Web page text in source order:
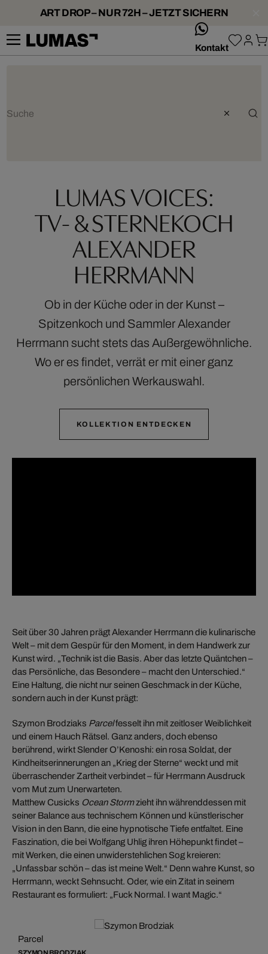
ART DROP – NUR 72H – JETZT SICHERN
Kontakt
LUMAS VOICES:
TV- & STERNEKOCH
ALEXANDER
HERRMANN
Ob in der Küche oder in der Kunst –
Spitzenkoch und Sammler Alexander
Herrmann sucht stets das Außergewöhnliche.
Wo er es findet, verrät er mit einer ganz
persönlichen Werkauswahl.
KOLLEKTION ENTDECKEN
Seit über 30 Jahren prägt Alexander Herrmann die kulinarische
Welt – mit dem Gespür für den Moment, in dem Handwerk zur
Kunst wird. „Technik ist die Basis. Aber das letzte Quäntchen –
das Persönliche, das Besondere – macht den Unterschied.“
Eine Haltung, die nicht nur seinen Geschmack in der Küche,
sondern auch in der Kunst prägt:
Szymon Brodziaks Parcelfesselt ihn mit zeitloser Weiblichkeit
und einem Hauch Rätsel. Ganz anders, doch ebenso
berührend, wirkt Slender O’Kenoshi: ein rosa Soldat, der
Kindheitserinnerungen an „Krieg der Sterne“ weckt und mit
überraschender Zartheit verbindet – für Herrmann Ausdruck
vom Mut zum Unerwarteten.
Matthew Cusicks Ocean Stormzieht ihn währenddessen mit
seiner Balance aus technischem Können und künstlerischer
Vision in den Bann, die eine hypnotische Tiefe entfaltet. Eine
Faszination, die bei Wolfgang Uhlig ihren Höhepunkt findet –
mit Werken, die einen unwiderstehlichen Sog kreieren:
„Unfassbar schön – das ist meine Welt.“ Denn wahre Kunst, so
Herrmann, weckt Sehnsucht. Oder, wie ein Zitat in seinem
Restaurant es formuliert: „Fuck Normal. I want Magic.“
Parcel